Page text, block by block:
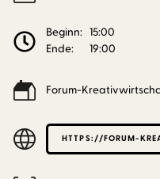
Beginn: 15:00
Ende:
19:00
Forum-
HTTPS://FORUM-